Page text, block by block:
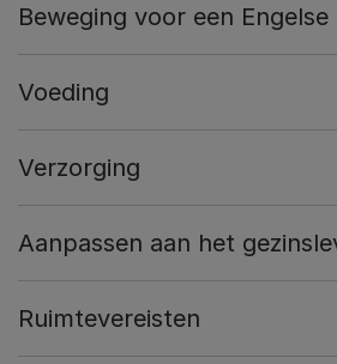
Beweging voor een
Voeding
Verzorging
Aanpassen aan het
Ruimtevereisten